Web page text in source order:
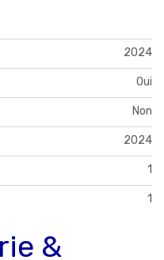
2024
Oui
Non
2024
1
1
&